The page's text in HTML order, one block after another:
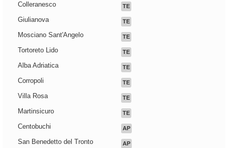
Colleranesco TE
Giulianova TE
Mosciano Sant'Angelo TE
Tortoreto Lido TE
Alba Adriatica TE
Corropoli TE
Villa Rosa TE
Martinsicuro TE
Centobuchi AP
San Benedetto del Tronto AP